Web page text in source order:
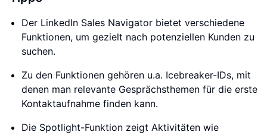
Der LinkedIn Sales Navigator bietet verschiedene
Funktionen, um gezielt nach potenziellen Kunden zu
suchen.
Zu den Funktionen gehören u.a. Icebreaker-IDs, mit
denen man relevante Gesprächsthemen für die erste
Kontaktaufnahme finden kann.
Die Spotlight-Funktion zeigt Aktivitäten wie